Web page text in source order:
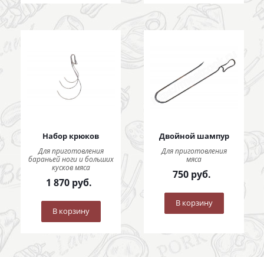
Набор крюков
Для приготовления
бараньей ноги и больших
кусков мяса
1 870руб.
В корзину
Двойной шампур
Для приготовления
мяса
750 руб.
В корзину